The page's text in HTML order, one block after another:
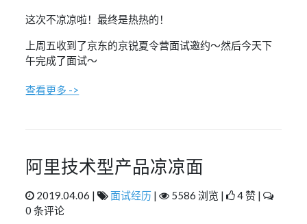
这次不凉凉啦！最终是热热的！
上周五收到了京东的京锐夏令营面试邀约～然后今天下
午完成了面试～
查看更多 ->
阿里技术型产品凉凉面
2019.04.06 | 面试经历 | 5586 浏览 |
4 赞 |
0 条评论